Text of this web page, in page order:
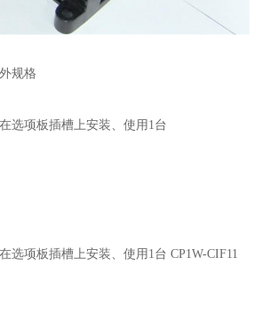
规格
选项板插槽上安装、使用1台
选项板插槽上安装、使用1台 CP1W-CIF11